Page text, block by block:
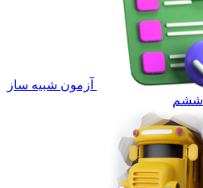
آزمون شبیه ساز
ششم